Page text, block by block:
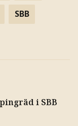
SBB
i SBB